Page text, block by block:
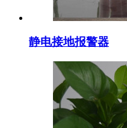
静电接地报警器